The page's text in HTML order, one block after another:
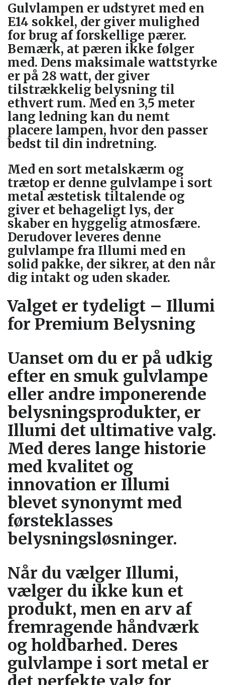
Gulvlampen er udstyret med en
E14 sokkel, der giver mulighed
for brug af forskellige pærer.
Bemærk, at pæren ikke følger
med. Dens maksimale wattstyrke
er på 28 watt, der giver
tilstrækkelig belysning til
ethvert rum. Med en 3,5 meter
lang ledning kan du nemt
placere lampen, hvor den passer
bedst til din indretning.
Med en sort metalskærm og
trætop er denne gulvlampe i sort
metal æstetisk tiltalende og
giver et behageligt lys, der
skaber en hyggelig atmosfære.
Derudover leveres denne
gulvlampe fra Illumi med en
solid pakke, der sikrer, at den når
dig intakt og uden skader.
Valget er tydeligt – Illumi
for Premium Belysning
Uanset om du er på udkig
efter en smuk gulvlampe
eller andre imponerende
belysningsprodukter, er
Illumi det ultimative valg.
Med deres lange historie
med kvalitet og
innovation er Illumi
blevet synonymt med
førsteklasses
belysningsløsninger.
Når du vælger Illumi,
vælger du ikke kun et
produkt, men en arv af
fremragende håndværk
og holdbarhed. Deres
gulvlampe i sort metal er